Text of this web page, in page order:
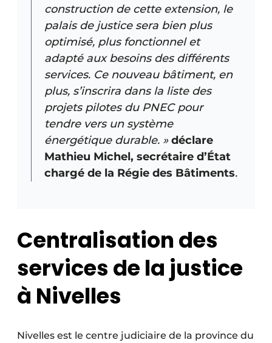
construction de cette extension, le
palais de justice sera bien plus
optimisé, plus fonctionnel et
adapté aux besoins des différents
services. Ce nouveau bâtiment, en
plus, s’inscrira dans la liste des
projets pilotes du PNEC pour
tendre vers un système
énergétique durable. »déclare
Mathieu Michel, secrétaire d’État
chargé de la Régie des Bâtiments.
Centralisation des
services de la justice
à Nivelles
Nivelles est le centre judiciaire de la province du